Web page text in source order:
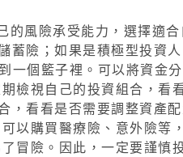
的風險承受能力，選擇適合
蓄險；如果是積極型投資
一個籃子裡。可以將資金
檢視自己的投資組合，看
看看是否需要調整資產配
以購買醫療險、意外險等
冒險。因此，一定要謹慎